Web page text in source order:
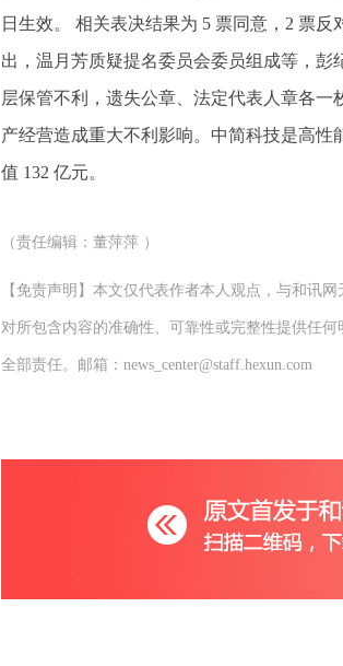
日生效。 相关表决结果为 5 票同意，2 票
出，温月芳质疑提名委员会委员组成等，
层保管不利，遗失公章、法定代表人章各
产经营造成重大不利影响。中简科技是高
值 132 亿元。
（责任编辑：董萍萍 ）
【免责声明】本文仅代表作者本人观点，与和讯
对所包含内容的准确性、可靠性或完整性提供任
全部责任。邮箱：news_center@staff.hexun.com